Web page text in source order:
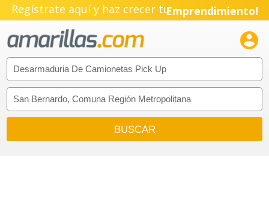
Regístrate aquí y haz crecer tuEmprendimiento!
